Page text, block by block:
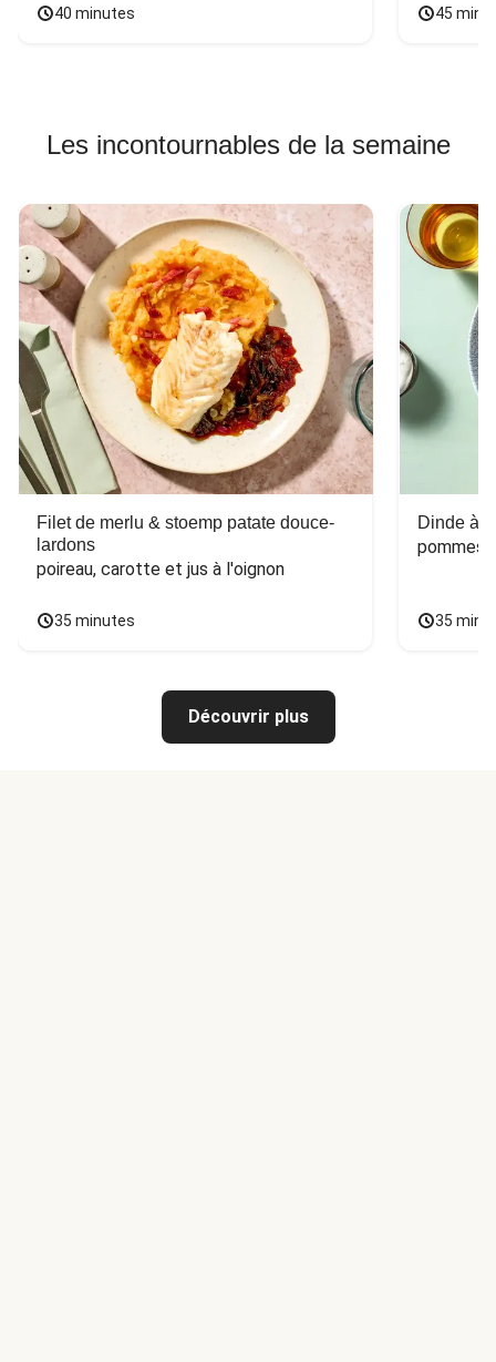
40 minutes 45
Les incontournables de la semaine
Filet de merlu & stoemp patate douce-
lardons
poireau, carotte et jus à l'oignon
35 minutes
Dinde à
pommes
35
Découvrir plus